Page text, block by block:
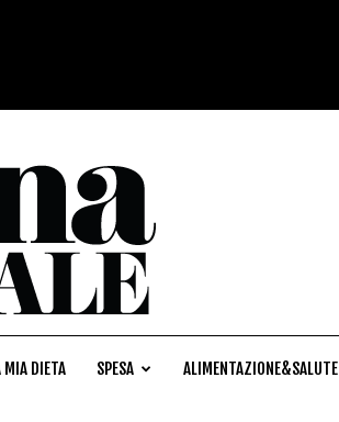
MIA DIETA SPESA ALIMENTAZIONE&SALUTE